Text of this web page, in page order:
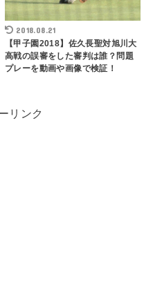
2018.08.21
【甲子園2018】佐久長聖対旭川大
高戦の誤審をした審判は誰？問題
プレーを動画や画像で検証！
リンク